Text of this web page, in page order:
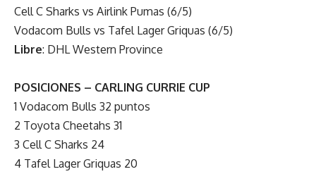
Cell C Sharks vs Airlink Pumas (6/5)
Vodacom Bulls vs Tafel Lager Griquas (6/5)
Libre: DHL Western Province
POSICIONES – CARLING CURRIE CUP
1 Vodacom Bulls 32 puntos
2 Toyota Cheetahs 31
3 Cell C Sharks 24
4 Tafel Lager Griquas 20